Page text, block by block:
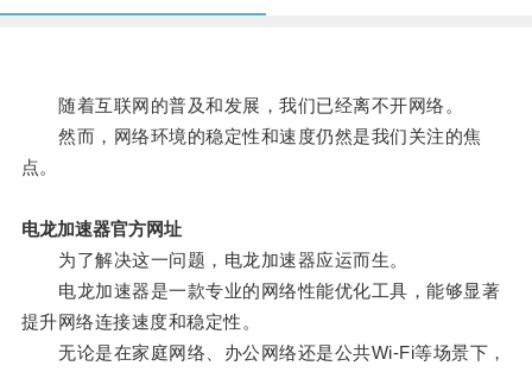
随着互联网的普及和发展，我们已经离不开网络。
然而，网络环境的稳定性和速度仍然是我们关注的焦
点。
电龙加速器官方网址
为了解决这一问题，电龙加速器应运而生。
电龙加速器是一款专业的网络性能优化工具，能够显著
提升网络连接速度和稳定性。
无论是在家庭网络、办公网络还是公共Wi-Fi等场景下，